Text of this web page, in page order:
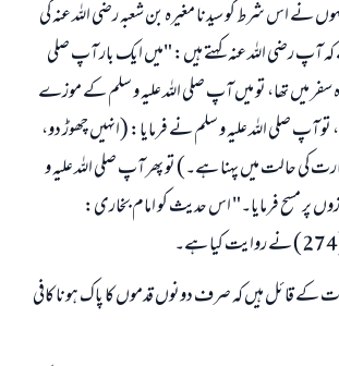
نے اس شرط کو سیدنا مغیرہ بن شعبہ رضی اللہ عنہ کی
آپ رضی اللہ عنہ کہتے ہیں: "میں ایک بار آپ صلی
سفر میں تھا، تو میں آپ صلی اللہ علیہ و سلم کے موزے
آپ صلی اللہ علیہ و سلم نے فرمایا: (انہیں چھوڑ دو،
کی حالت میں پہنا ہے۔) تو پھر آپ صلی اللہ علیہ و
پر مسح فرمایا۔" اس حدیث کو امام بخاری:
کے قائل ہیں کہ صرف دونوں قدموں کا پاک ہونا کافی